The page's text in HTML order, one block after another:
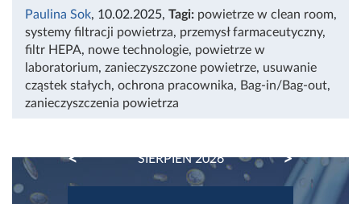
Paulina Sok, 10.02.2025, Tagi: powietrze w clean room,
systemy filtracji powietrza, przemysł farmaceutyczny,
filtr HEPA, nowe technologie, powietrze w
laboratorium, zanieczyszczone powietrze, usuwanie
cząstek stałych, ochrona pracownika, Bag-in/Bag-out,
zanieczyszczenia powietrza
SIERPIEŃ 2026
PREVIOUS NEXT